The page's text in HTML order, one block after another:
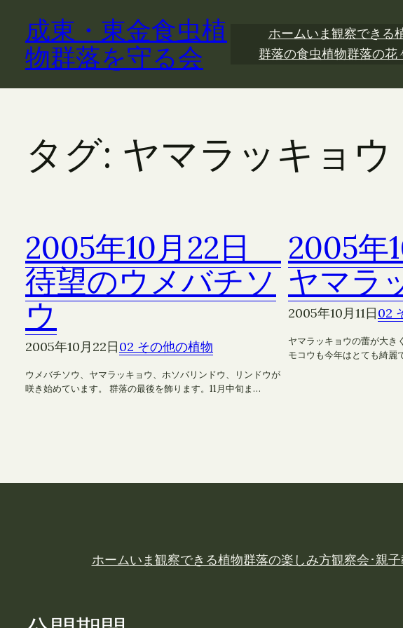
キ
成東・東金食虫植
物群落を守る会
ホームいま観察できる
群落の食虫植物群落の花
タグ: ヤマラッキョウ
2005年10月22日
待望のウメバチソ
ウ
2005年10月22日02 その他の植物
ウメバチソウ、ヤマラッキョウ、ホソバリンドウ、リンドウが
咲き始めています。 群落の最後を飾ります。11月中旬ま…
2005年
ヤマラ
2005年10月11日02
ヤマラッキョウの蕾が大き
モコウも今年はとても綺麗
ホームいま観察できる植物群落の楽しみ方観察会･親